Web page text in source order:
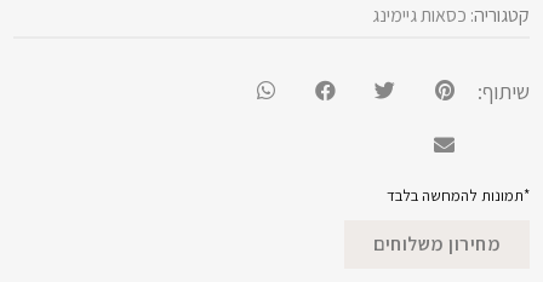
קטגוריה: כסאות גיימינג
שיתוף:
*תמונות להמחשה בלבד
מחירון משלוחים